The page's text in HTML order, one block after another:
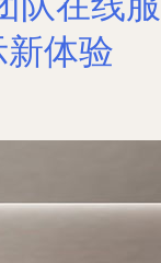
体验